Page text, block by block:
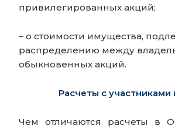
привилегированных акций;
– о стоимости имущества,
распределению между
обыкновенных акций.
Расчеты с
Чем отличаются расчеты в